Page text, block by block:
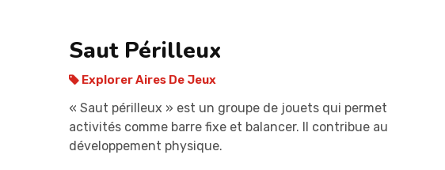
Saut Périlleux
Explorer Aires De Jeux
« Saut périlleux » est un groupe de jouets qui permet
activités comme barre fixe et balancer. Il contribue au
développement physique.